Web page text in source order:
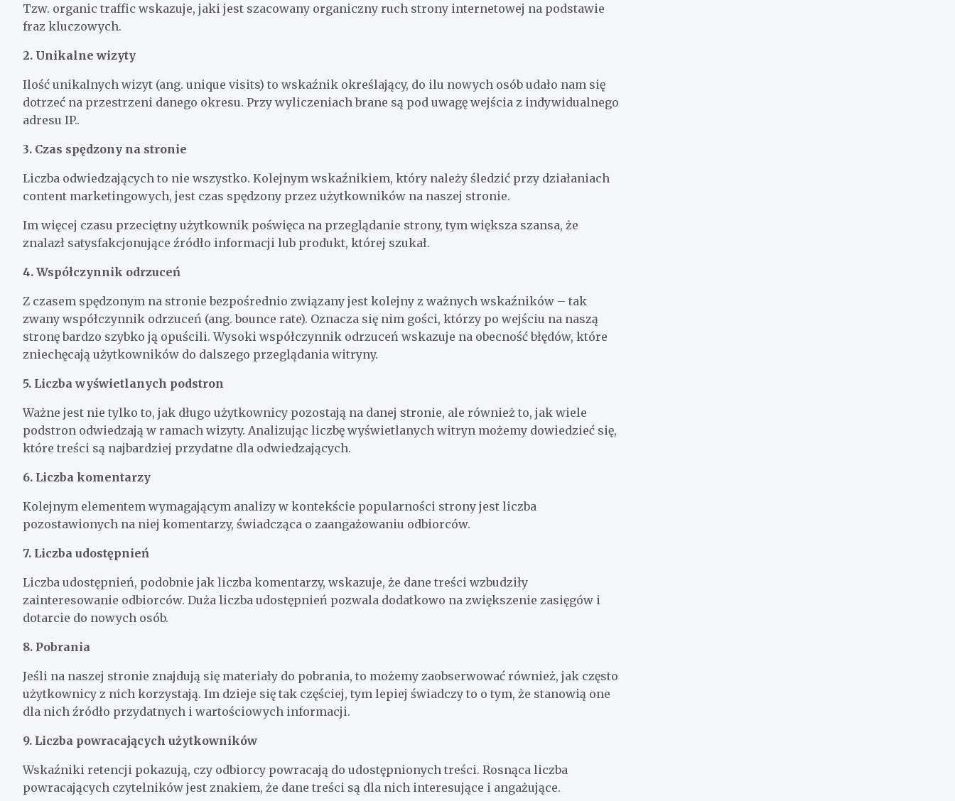
Tzw. organic traffic wskazuje, jaki jest szacowany organiczny ruch strony internetowej na podstawie
fraz kluczowych.
2. Unikalne wizyty
Ilość unikalnych wizyt (ang. unique visits) to wskaźnik określający, do ilu nowych osób udało nam się
dotrzeć na przestrzeni danego okresu. Przy wyliczeniach brane są pod uwagę wejścia z indywidualnego
adresu IP..
3. Czas spędzony na stronie
Liczba odwiedzających to nie wszystko. Kolejnym wskaźnikiem, który należy śledzić przy działaniach
content marketingowych, jest czas spędzony przez użytkowników na naszej stronie.
Im więcej czasu przeciętny użytkownik poświęca na przeglądanie strony, tym większa szansa, że
znalazł satysfakcjonujące źródło informacji lub produkt, której szukał.
4. Współczynnik odrzuceń
Z czasem spędzonym na stronie bezpośrednio związany jest kolejny z ważnych wskaźników – tak
zwany współczynnik odrzuceń (ang. bounce rate). Oznacza się nim gości, którzy po wejściu na naszą
stronę bardzo szybko ją opuścili. Wysoki współczynnik odrzuceń wskazuje na obecność błędów, które
zniechęcają użytkowników do dalszego przeglądania witryny.
5. Liczba wyświetlanych podstron
Ważne jest nie tylko to, jak długo użytkownicy pozostają na danej stronie, ale również to, jak wiele
podstron odwiedzają w ramach wizyty. Analizując liczbę wyświetlanych witryn możemy dowiedzieć się,
które treści są najbardziej przydatne dla odwiedzających.
6. Liczba komentarzy
Kolejnym elementem wymagającym analizy w kontekście popularności strony jest liczba
pozostawionych na niej komentarzy, świadcząca o zaangażowaniu odbiorców.
7. Liczba udostępnień
Liczba udostępnień, podobnie jak liczba komentarzy, wskazuje, że dane treści wzbudziły
zainteresowanie odbiorców. Duża liczba udostępnień pozwala dodatkowo na zwiększenie zasięgów i
dotarcie do nowych osób.
8. Pobrania
Jeśli na naszej stronie znajdują się materiały do pobrania, to możemy zaobserwować również, jak często
użytkownicy z nich korzystają. Im dzieje się tak częściej, tym lepiej świadczy to o tym, że stanowią one
dla nich źródło przydatnych i wartościowych informacji.
9. Liczba powracających użytkowników
Wskaźniki retencji pokazują, czy odbiorcy powracają do udostępnionych treści. Rosnąca liczba
powracających czytelników jest znakiem, że dane treści są dla nich interesujące i angażujące.